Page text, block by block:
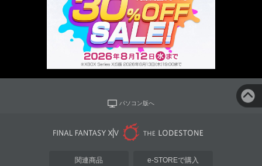
パソコン版へ
関連商品 e-STOREで購入